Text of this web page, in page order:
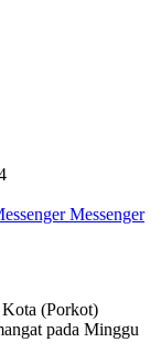
Messenger
(Porkot)
pada Minggu